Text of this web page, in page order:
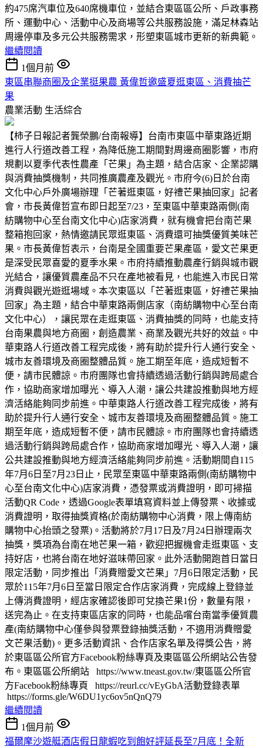
約475席汽車位及640席機車位，並結合東區區公所、戶政事務
所、運動中心、活動中心及商場等公共服務設施，滿足林森站
周邊停車及多元公共服務需求，形塑東區城市更新的新典範。
繼續閱讀
1個月前
東區串聯商圈及企業挺果農 黃偉哲邀盛夏逛東區、消費抽芒
果
農業活動 生活綜合
【柿子日報記者龔榮鵬/台南報導】台南市東區中華東路近期
進行人行道改善工程，為降低施工期間對周邊商圈影響，市府
規劃以夏季代表性農產「芒果」為主題，結合店家、企業認購
與消費抽獎機制，共同推廣農產及觀光。市府今(6)日於台南
文化中心戶外廣場辦理「芒著逛東區，好禮芒果抽回家」記者
會，市長黃偉哲宣布即日起至7/23，至東區中華東路兩側(南
紡購物中心至台南文化中心)店家消費，就有機會把台南芒果
整箱抱回家，熱情邀請民眾逛東區、消費還可抽獎優質美味芒
果。市長黃偉哲表示，台南是全國重要芒果產區，愛文芒果更
是深受民眾喜愛的夏季水果。市府持續推動農產行銷與城市觀
光結合，讓優質農產品不只在產地被看見，也能進入市民日常
消費與觀光遊逛場域。本次東區以「芒著逛東區，好禮芒果抽
回家」為主題，結合中華東路兩側店家（南紡購物中心至台南
文化中心），讓民眾在走逛東區、消費抽獎的同時，也能支持
台南果農與地方商圈，創造農業、商業及觀光共好的效益。中
華東路人行道改善工程完成後，將有助於提升行人通行安全、
城市友善環境及商圈整體品質。施工期至年底，造成短暫不
便，請市民體諒。市府團隊也會持續透過活動行銷與跨局處合
作，協助商家增加曝光、導入人潮，讓公共建設推動與地方經
濟活絡能夠同步前進。中華東路人行道改善工程完成後，將有
助於提升行人通行安全、城市友善環境及商圈整體品質。施工
期至年底，造成短暫不便，請市民體諒。市府團隊也會持續透
過活動行銷與跨局處合作，協助商家增加曝光、導入人潮，讓
公共建設推動與地方經濟活絡能夠同步前進。活動期間自115
年7月6日至7月23日止，民眾至東區中華東路兩側(南紡購物中
心至台南文化中心)店家消費，憑發票或消費證明，即可掃描
活動QR Code，透過Google表單填寫資料並上傳發票、收據或
消費證明，取得抽獎資格(於南紡購物中心消費，限上傳南紡
購物中心抬頭之發票)。活動將於7月17日及7月24日辦理兩次
抽獎，獎項為台南在地芒果一箱，歡迎把握機會走逛東區、支
持好店，也將台南在地好滋味帶回家。此外活動開跑首日當日
限定活動，同步推出「消費贈愛文芒果」7月6日限定活動，民
眾於115年7月6日至當日限定合作店家消費，完成線上登錄並
上傳消費證明，經店家確認後即可兌換芒果1份，數量有限，
送完為止。在支持東區店家的同時，也能品嚐台南當季優質農
產(南紡購物中心僅參與發票登錄抽獎活動，不適用消費贈愛
文芒果活動)。更多活動資訊、合作店家名單及得獎公告，將
於東區區公所官方Facebook粉絲專頁及東區區公所網站公告發
布。東區區公所網站 https://www.tneast.gov.tw/東區區公所官
方Facebook粉絲專頁 https://reurl.cc/vEyGbA活動登錄表單
https://forms.gle/W6DU1yc6ov5nQnQ79
繼續閱讀
1個月前
福爾摩沙遊艇酒店假日龍蝦吃到飽好評延長至7月底！全新